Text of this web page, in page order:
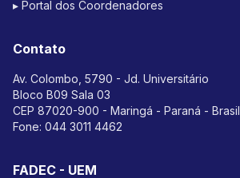
▸ Portal dos Coordenadores
Contato
Av. Colombo, 5790 - Jd. Universitário
Bloco B09 Sala 03
CEP 87020-900 - Maringá - Paraná - Brasil
Fone: 044 3011 4462
FADEC - UEM